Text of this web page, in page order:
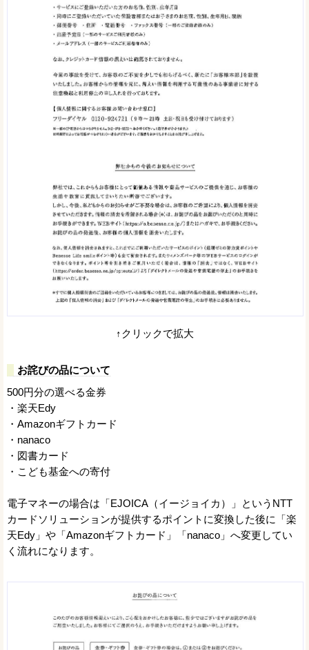
↑クリックで拡大
お詫びの品について
500円分の選べる金券
・楽天Edy
・Amazonギフトカード
・nanaco
・図書カード
・こども基金への寄付
電子マネーの場合は「EJOICA（イージョイカ）」というNTT
カードソリューションが提供するポイントに変換した後に「楽
天Edy」や「Amazonギフトカード」「nanaco」へ変更してい
く流れになります。